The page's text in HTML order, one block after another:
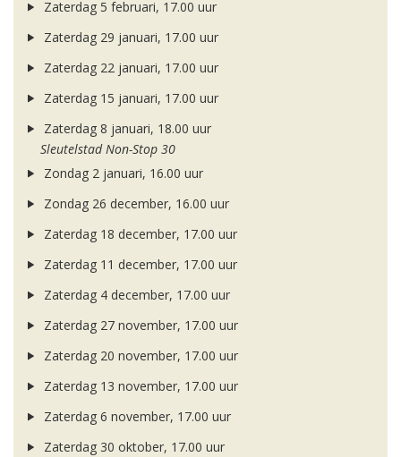
Zaterdag 5 februari, 17.00 uur
Zaterdag 29 januari, 17.00 uur
Zaterdag 22 januari, 17.00 uur
Zaterdag 15 januari, 17.00 uur
Zaterdag 8 januari, 18.00 uur
Sleutelstad Non-Stop 30
Zondag 2 januari, 16.00 uur
Zondag 26 december, 16.00 uur
Zaterdag 18 december, 17.00 uur
Zaterdag 11 december, 17.00 uur
Zaterdag 4 december, 17.00 uur
Zaterdag 27 november, 17.00 uur
Zaterdag 20 november, 17.00 uur
Zaterdag 13 november, 17.00 uur
Zaterdag 6 november, 17.00 uur
Zaterdag 30 oktober, 17.00 uur